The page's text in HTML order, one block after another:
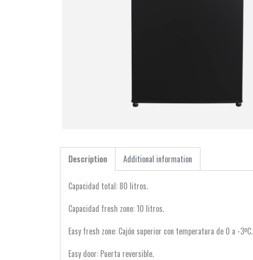
Description Additional information
Capacidad total: 80 litros.
Capacidad fresh zone: 10 litros.
Easy fresh zone: Cajón superior con temperatura de 0 a -3ºC.
Easy door: Puerta reversible.